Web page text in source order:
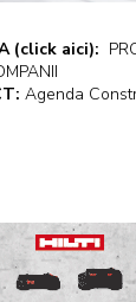
(click aici):
Agenda